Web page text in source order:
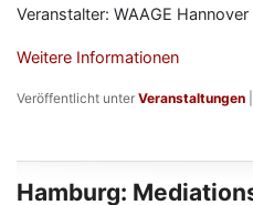
Veranstalter: WAAGE Hannover
Weitere Informationen
Veröffentlicht unter Veranstaltungen
Hamburg: